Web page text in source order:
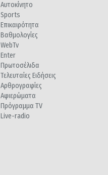
Αυτοκίνητο
Sports
Επικαιρότητα
Βαθμολογίες
WebTv
Enter
Πρωτοσέλιδα
Τελευταίες Ειδήσεις
Αρθρογραφίες
Αφιερώματα
Πρόγραμμα TV
Live-radio